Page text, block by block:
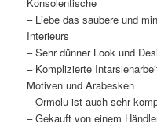
– Liebe das saubere und
Interieurs
– Sehr dünner Look und
– Komplizierte
Motiven und Arabesken
– Ormolu ist auch sehr
– Gekauft von einem